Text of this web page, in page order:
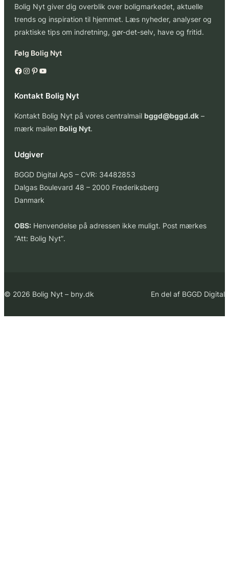
Bolig Nyt giver dig overblik over boligmarkedet, aktuelle
trends og inspiration til hjemmet. Læs nyheder, analyser og
praktiske tips om indretning, gør-det-selv, have og fritid.
Følg Bolig Nyt
Facebook Instagram Pinterest YouTube
Kontakt Bolig Nyt
Kontakt Bolig Nyt på vores centralmail bggd@bggd.dk –
mærk mailen Bolig Nyt.
Udgiver
BGGD Digital ApS – CVR: 34482853
Dalgas Boulevard 48 – 2000 Frederiksberg
Danmark
OBS: Henvendelse på adressen ikke muligt. Post mærkes
“Att: Bolig Nyt”.
© 2026 Bolig Nyt – bny.dk En del af BGGD Digital